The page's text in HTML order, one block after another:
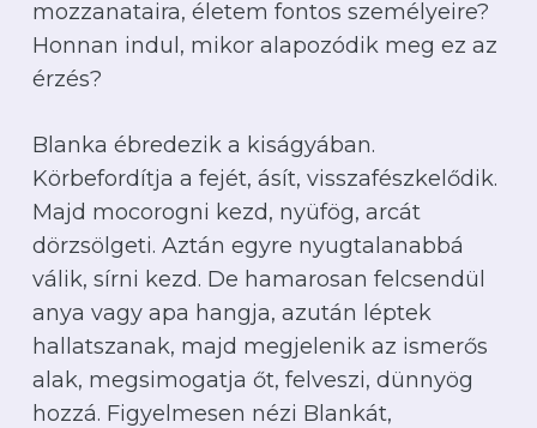
mozzanataira, életem fontos személyeire?
Honnan indul, mikor alapozódik meg ez az
érzés?
Blanka ébredezik a kiságyában.
Körbefordítja a fejét, ásít, visszafészkelődik.
Majd mocorogni kezd, nyüfög, arcát
dörzsölgeti. Aztán egyre nyugtalanabbá
válik, sírni kezd. De hamarosan felcsendül
anya vagy apa hangja, azután léptek
hallatszanak, majd megjelenik az ismerős
alak, megsimogatja őt, felveszi, dünnyög
hozzá. Figyelmesen nézi Blankát,